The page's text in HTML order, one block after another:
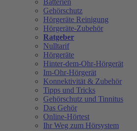
Batterien
Gehörschutz
Hörgeräte Reinigung
Hörgeräte-Zubehör
Ratgeber
Nulltarif
Hörgeräte
Hinter-dem-Ohr-Hörgerät
Im-Ohr-Hörgerät
Konnektivität & Zubehör
Tipps und Tricks
Gehörschutz und Tinnitus
Das Gehör
Online-Hörtest
Ihr Weg zum Hörsystem